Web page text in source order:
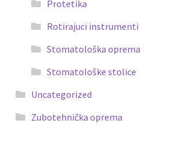
Protetika
Rotirajuci instrumenti
Stomatološka oprema
Stomatološke stolice
Uncategorized
Zubotehnička oprema